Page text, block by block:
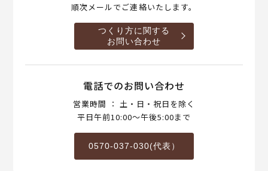
順次メールでご連絡いたします。
つくり方に関する
お問い合わせ
電話でのお問い合わせ
営業時間 ： 土・日・祝日を除く
平日午前10:00～午後5:00まで
0570-037-030(代表）